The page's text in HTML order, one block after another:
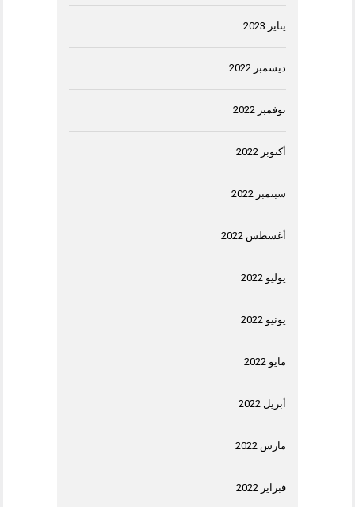
يناير 2023
ديسمبر 2022
نوفمبر 2022
أكتوبر 2022
سبتمبر 2022
أغسطس 2022
يوليو 2022
يونيو 2022
مايو 2022
أبريل 2022
مارس 2022
فبراير 2022